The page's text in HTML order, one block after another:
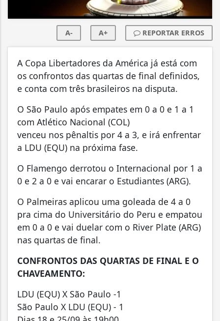
A- A+ REPORTAR ERROS
A Copa Libertadores da América já está com
os confrontos das quartas de final definidos,
e conta com três brasileiros na disputa.
O São Paulo após empates em 0 a 0 e 1 a 1
com Atlético Nacional (COL)
venceu nos pênaltis por 4 a 3, e irá enfrentar
a LDU (EQU) na próxima fase.
O Flamengo derrotou o Internacional por 1 a
0 e 2 a 0 e vai encarar o Estudiantes (ARG).
O Palmeiras aplicou uma goleada de 4 a 0
pra cima do Universitário do Peru e empatou
em 0 a 0 e vai duelar com o River Plate (ARG)
nas quartas de final.
CONFRONTOS DAS QUARTAS DE FINAL E O
CHAVEAMENTO:
LDU (EQU) X São Paulo -1
São Paulo X LDU (EQU) - 1